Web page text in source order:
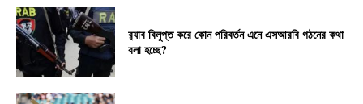
র‍্যাব বিলুপ্ত করে কোন পরিবর্তন এনে এসআরবি গঠনের কথা
বলা হচ্ছে?